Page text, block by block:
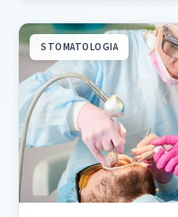
STOMATOLOGIA